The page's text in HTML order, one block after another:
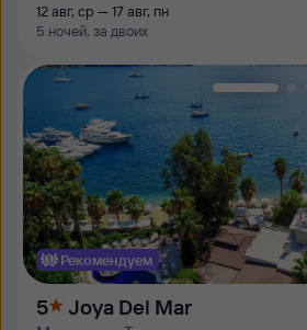
12 авг, ср — 17 авг, пн
5 ночей, за двоих
Рекомендуем
5 Joya Del Mar